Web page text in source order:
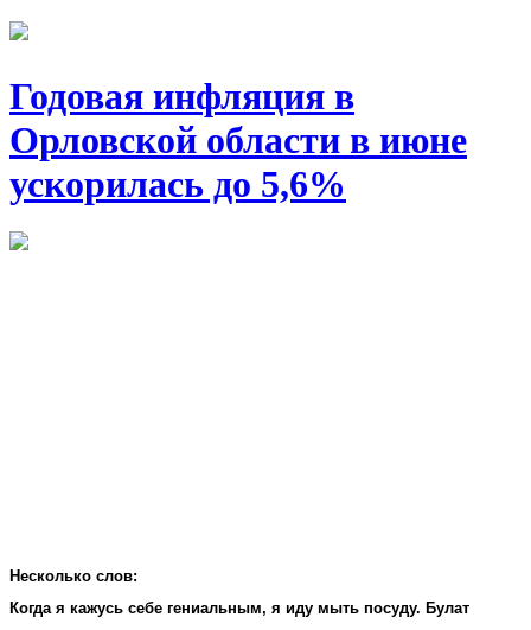
Годовая инфляция в
Орловской области в июне
ускорилась до 5,6%
Несколько слов:
Когда я кажусь себе гениальным, я иду мыть посуду. Булат